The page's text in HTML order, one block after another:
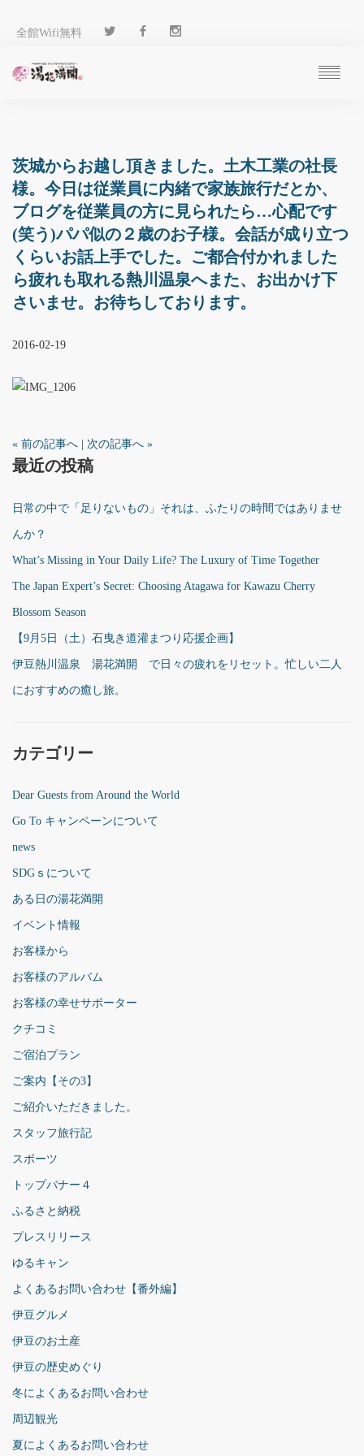
全館Wifi無料
客 室
温 泉
料 理
施 設
アクセス
ブログ
ENGLISH
茨城からお越し頂きました。土木工業の社長
様。今日は従業員に内緒で家族旅行だとか、
ブログを従業員の方に見られたら…心配です
(笑う)パパ似の２歳のお子様。会話が成り立つ
くらいお話上手でした。ご都合付かれました
ら疲れも取れる熱川温泉へまた、お出かけ下
さいませ。お待ちしております。
2016-02-19
« 前の記事へ 次の記事へ »
最近の投稿
日常の中で「足りないもの」それは、ふたりの時間ではありませ
んか？
What’s Missing in Your Daily Life? The Luxury of Time Together
The Japan Expert’s Secret: Choosing Atagawa for Kawazu Cherry
Blossom Season
【9月5日（土）石曳き道灌まつり応援企画】
伊豆熱川温泉 湯花満開 で日々の疲れをリセット。忙しい二人
におすすめの癒し旅。
カテゴリー
Dear Guests from Around the World
Go To キャンペーンについて
news
SDGｓについて
ある日の湯花満開
イベント情報
お客様から
お客様のアルバム
お客様の幸せサポーター
クチコミ
ご宿泊プラン
ご案内【その3】
ご紹介いただきました。
スタッフ旅行記
スポーツ
トップバナー４
ふるさと納税
プレスリリース
ゆるキャン
よくあるお問い合わせ【番外編】
伊豆グルメ
伊豆のお土産
伊豆の歴史めぐり
冬によくあるお問い合わせ
周辺観光
夏によくあるお問い合わせ